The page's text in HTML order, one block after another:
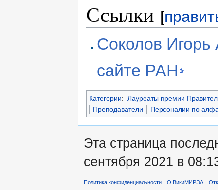
Ссылки [
Соколов
сайте РАН
Категории: Лауреаты премии
Преподаватели
Персоналии по
Эта страница
сентября 2021 в
Политика конфиденциальности О ВикиМИРЭА